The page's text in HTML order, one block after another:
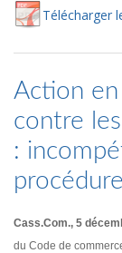
Télécharger
Action
contre
:
Cass.Com., 5
du Code de